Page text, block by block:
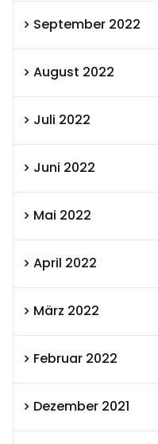
September 2022
August 2022
Juli 2022
Juni 2022
Mai 2022
April 2022
März 2022
Februar 2022
Dezember 2021